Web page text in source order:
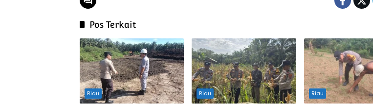
Pos Terkait
Riau Riau Riau